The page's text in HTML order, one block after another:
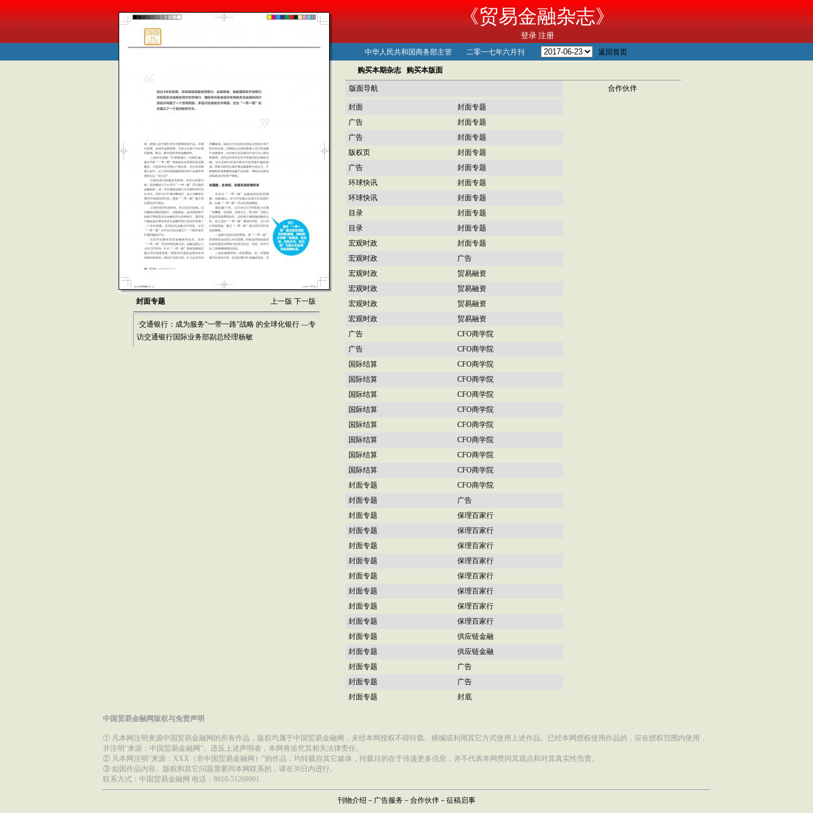
封面专题 上一版 下一版
·交通银行：成为服务“一带一路”战略 的全球化银行 —专
访交通银行国际业务部副总经理杨敏
《贸易金融杂志》
登录 注册
中华人民共和国商务部主管 二零一七年六月刊 返回首页
购买本期杂志 购买本版面
版面导航
封面
广告
广告
版权页
广告
环球快讯
环球快讯
目录
目录
宏观时政
宏观时政
宏观时政
宏观时政
宏观时政
宏观时政
广告
广告
国际结算
国际结算
国际结算
国际结算
国际结算
国际结算
国际结算
国际结算
封面专题
封面专题
封面专题
封面专题
封面专题
封面专题
封面专题
封面专题
封面专题
封面专题
封面专题
封面专题
封面专题
封面专题
封面专题
封面专题
封面专题
封面专题
封面专题
封面专题
封面专题
封面专题
封面专题
封面专题
封面专题
广告
贸易融资
贸易融资
贸易融资
贸易融资
CFO商学院
CFO商学院
CFO商学院
CFO商学院
CFO商学院
CFO商学院
CFO商学院
CFO商学院
CFO商学院
CFO商学院
CFO商学院
广告
保理百家行
保理百家行
保理百家行
保理百家行
保理百家行
保理百家行
保理百家行
保理百家行
供应链金融
供应链金融
广告
广告
封底
合作伙伴
中国贸易金融网版权与免责声明
① 凡本网注明来源中国贸易金融网的所有作品，版权均属于中国贸易金融网，未经本网授权不得转载、摘编或利用其它方式使用上述作品。已经本网授权使用作品的，应在授权范围内使用，
并注明“来源：中国贸易金融网”。违反上述声明者，本网将追究其相关法律责任。
② 凡本网注明“来源：XXX（非中国贸易金融网）”的作品，均转载自其它媒体，转载目的在于传递更多信息，并不代表本网赞同其观点和对其真实性负责。
③ 如因作品内容、版权和其它问题需要同本网联系的，请在30日内进行。
联系方式：中国贸易金融网 电话：8610-51269901
刊物介绍 － 广告服务 － 合作伙伴 － 征稿启事